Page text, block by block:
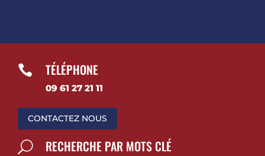
 TÉLÉPHONE
09 61 27 21 11
CONTACTEZ NOUS
U RECHERCHE PAR MOTS CLÉ